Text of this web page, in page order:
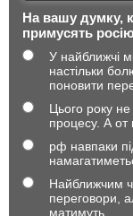
На вашу думку,
примусять росію
У найближчі
настільки
поновити
Цього року
процесу. А от
рф навпаки
Найближчим
переговори,
матимуть